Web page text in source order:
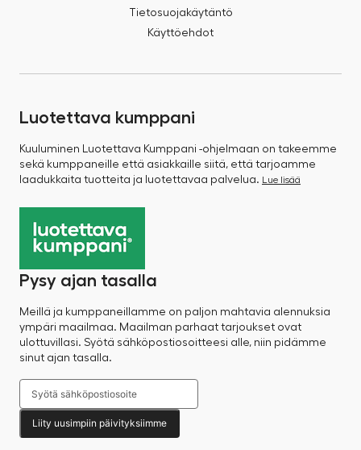
Tietosuojakäytäntö
Käyttöehdot
Luotettava kumppani
Kuuluminen Luotettava Kumppani -ohjelmaan on takeemme
sekä kumppaneille että asiakkaille siitä, että tarjoamme
laadukkaita tuotteita ja luotettavaa palvelua. Lue lisää
Pysy ajan tasalla
Meillä ja kumppaneillamme on paljon mahtavia alennuksia
ympäri maailmaa. Maailman parhaat tarjoukset ovat
ulottuvillasi. Syötä sähköpostiosoitteesi alle, niin pidämme
sinut ajan tasalla.
Liity uusimpiin päivityksiimme